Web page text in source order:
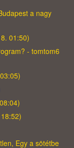
a nagy
01:50)
- tomtom6
Egy a sötétbe